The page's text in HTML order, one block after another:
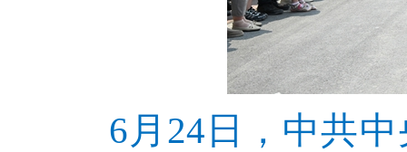
6月24日，中共